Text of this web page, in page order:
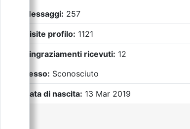
Messaggi: 257
Visite profilo: 1121
Ringraziamenti ricevuti: 12
Sesso: Sconosciuto
Data di nascita: 13 Mar 2019